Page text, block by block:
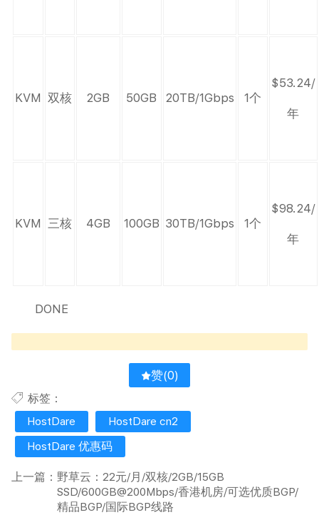
KVM 双核 2GB 50GB 20TB/1Gbps 1个
$53.24/
年
KVM 三核 4GB 100GB 30TB/1Gbps 1个
$98.24/
年
DONE
赞(0)
标签：
HostDare
HostDare cn2
HostDare 优惠码
上一篇： 野草云：22元/月/双核/2GB/15GB
SSD/600GB@200Mbps/香港机房/可选优质BGP/
精品BGP/国际BGP线路